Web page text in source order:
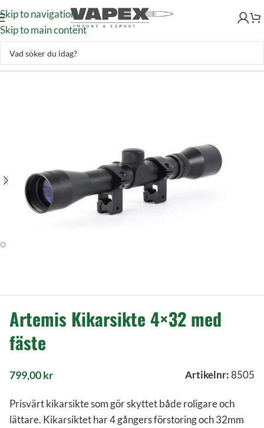
Skip to navigation
Skip to main content
Jakt & Fiske–Optik–Kikarsikte–Artemis Kikarsikte 4×32 med fäste
Artemis Kikarsikte 4×32 med
fäste
799,00kr Artikelnr:8505
Prisvärt kikarsikte som gör skyttet både roligare och
lättare. Kikarsiktet har 4 gångers förstoring och 32mm